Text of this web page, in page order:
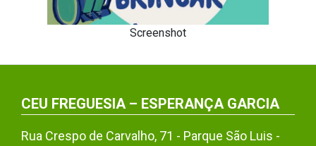
Screenshot
CEU FREGUESIA – ESPERANÇA GARCIA
Rua Crespo de Carvalho, 71 - Parque São Luis -